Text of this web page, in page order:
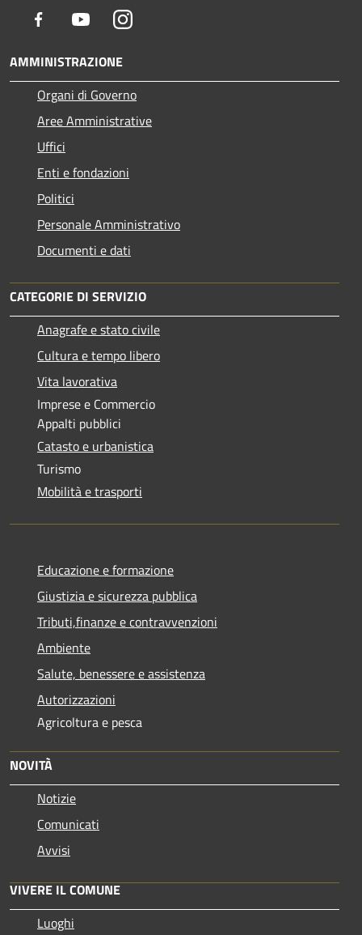
Facebook YoutubeInstagram
AMMINISTRAZIONE
Organi di Governo
Aree Amministrative
Uffici
Enti e fondazioni
Politici
Personale Amministrativo
Documenti e dati
CATEGORIE DI SERVIZIO
Anagrafe e stato civile
Cultura e tempo libero
Vita lavorativa
Imprese e Commercio
Appalti pubblici
Catasto e urbanistica
Turismo
Mobilità e trasporti
Educazione e formazione
Giustizia e sicurezza pubblica
Tributi,finanze e contravvenzioni
Ambiente
Salute, benessere e assistenza
Autorizzazioni
Agricoltura e pesca
NOVITÀ
Notizie
Comunicati
Avvisi
VIVERE IL COMUNE
Luoghi